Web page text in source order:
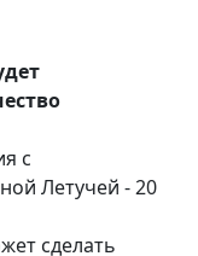
с
Летучей - 20
сделать